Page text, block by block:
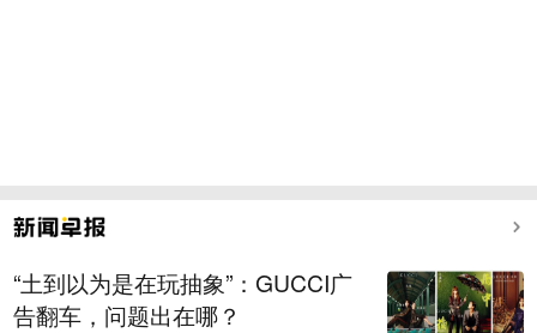
“土到以为是在玩抽象”：GUCCI广
告翻车，问题出在哪？